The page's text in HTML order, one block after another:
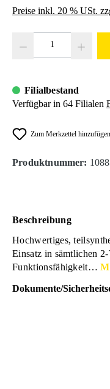
Preise inkl. 20 % USt.
Filialbestand
Verfügbar in 64 Filialen
Zum Merkzettel hinzufügen
Produktnummer:
Beschreibung
Hochwertiges,
Einsatz in sämtlichen
Funktionsfähigkeit…
Dokumente/